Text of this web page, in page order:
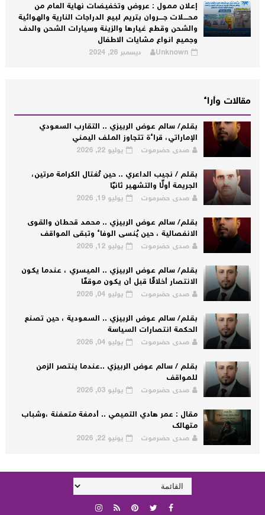
إعلان ممول : عروض وتخفيضات نهاية العام من
محــــلات جــــروان بتريم لبيع الدراجات النارية والهوائية
والشحن وقطع غيارها والزينة وسيارات الشحن والدف
وجميع انواع مشايات الاطفال
Unknown ديسمبر 26, 2024
مقالات وأراء
بقلم/ سالم عوض الربيزي .. التقارب السعودي
الإماراتي، قراءة تتجاوز الملف اليمني
صدى حضرموت يوليو 22, 2026
بقلم / نجيب الداعري .. حين تُغتال الكرامة مرتين،
الجريمة أولًا والتشهير ثانيًا
صدى حضرموت يوليو 19, 2026
بقلم/ سالم عوض الربيزي .. محمد قحطان والقوى
الانفصالية ، حين يُنسى الوفاء وتبقى المواقف
صدى حضرموت يوليو 12, 2026
بقلم/ سالم عوض الربيزي .. الميسري ، عندما يكون
الانتصار أخلاقًا قبل أن يكون موقفًا
صدى حضرموت يوليو 04, 2026
بقلم/ سالم عوض الربيزي .. السعودية ، حين تصنع
الحكمة انتصارات السياسة
صدى حضرموت يوليو 04, 2026
بقلم / سالم عوض الربيزي ..عندما ينتصر الزمن
للمواقف
صدى حضرموت يوليو 03, 2026
مقال : عمر هادي التميمي .. أدمغة متعفنة ،وشباب
متهالك
صدى حضرموت يونيو 22, 2026